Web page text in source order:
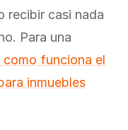
recibir casi nada
Para una
como funciona el
inmuebles